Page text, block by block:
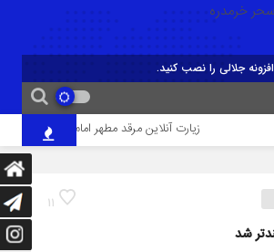
جلالی را نصب کنید.
زیارت آنلاین مرقد مطهر امام حسین(ع)
11
شد